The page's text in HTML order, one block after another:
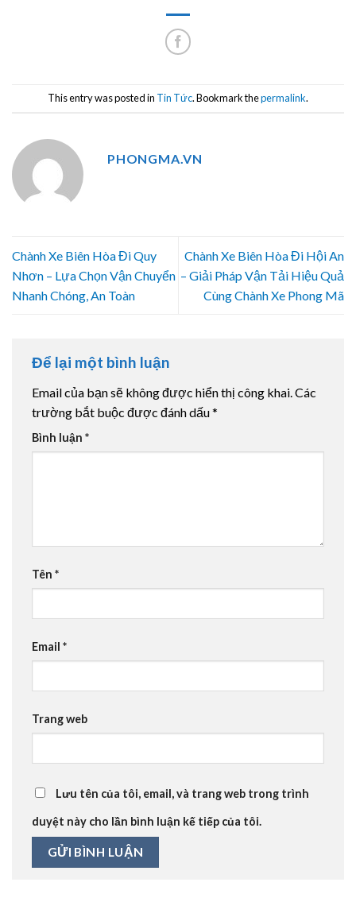
This entry was posted in Tin Tức. Bookmark thepermalink.
PHONGMA.VN
Chành Xe Biên Hòa Đi Quy
Nhơn – Lựa Chọn Vận Chuyển
Nhanh Chóng, An Toàn
Chành Xe Biên Hòa Đi Hội An
– Giải Pháp Vận Tải Hiệu Quả
Cùng Chành Xe Phong Mã
Để lại một bình luận
Email của bạn sẽ không được hiển thị công khai.Các
trường bắt buộc được đánh dấu*
Bình luận *
Tên *
Email *
Trang web
Lưu tên của tôi, email, và trang web trong trình
duyệt này cho lần bình luận kế tiếp của tôi.